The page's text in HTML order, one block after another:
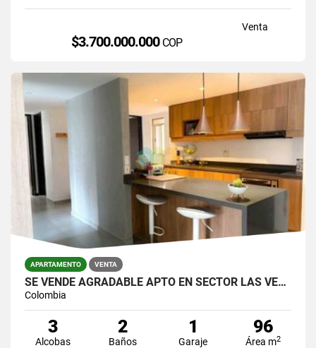
Venta
$3.700.000.000 COP
APARTAMENTO VENTA
SE VENDE AGRADABLE APTO EN SECTOR LAS VEGAS,CERCA A JUMBO.
Colombia
3
Alcobas
2
Baños
1
Garaje
96
Área m2